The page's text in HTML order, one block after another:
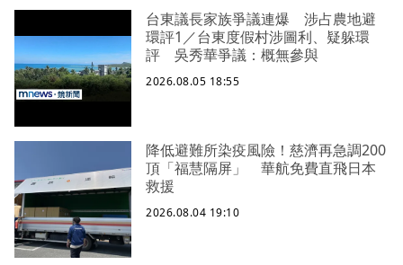
台東議長家族爭議連爆 涉占農地避
環評1／台東度假村涉圖利、疑躲環
評 吳秀華爭議：概無參與
2026.08.05 18:55
降低避難所染疫風險！慈濟再急調200
頂「福慧隔屏」 華航免費直飛日本
救援
2026.08.04 19:10